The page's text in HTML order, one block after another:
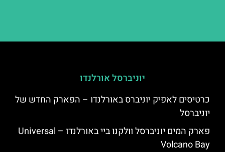
יוניברסל אורלנדו
כרטיסים לאפיק יוניברס באורלנדו – הפארק החדש של
יוניברסל
פארק המים יוניברסל וולקנו ביי באורלנדו – Universal
Volcano Bay